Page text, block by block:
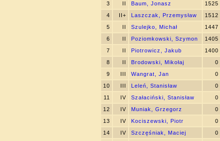
3
II Baum, Jonasz
1525
4
II+ Laszczak, Przemysław
1512
5
II Szulejko, Michał
1447
6
II Poziomkowski, Szymon
1405
7
II Piotrowicz, Jakub
1400
8
II Brodowski, Mikołaj
0
9
III Wangrat, Jan
0
10
III Leleń, Stanisław
0
11
IV Szałaciński, Stanisław
0
12
IV Muniak, Grzegorz
0
13
IV Kociszewski, Piotr
0
14
IV Szczęśniak, Maciej
0